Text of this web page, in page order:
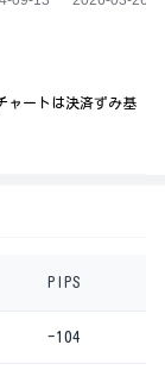
ャートは決済ずみ基
PIPS
-104